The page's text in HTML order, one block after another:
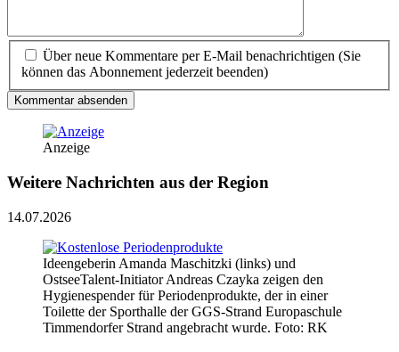
Über neue Kommentare per E-Mail benachrichtigen (Sie
können das Abonnement jederzeit beenden)
Kommentar absenden
Anzeige
Weitere Nachrichten aus der Region
14.07.2026
Ideengeberin Amanda Maschitzki (links) und
OstseeTalent-Initiator Andreas Czayka zeigen den
Hygienespender für Periodenprodukte, der in einer
Toilette der Sporthalle der GGS-Strand Europaschule
Timmendorfer Strand angebracht wurde. Foto: RK